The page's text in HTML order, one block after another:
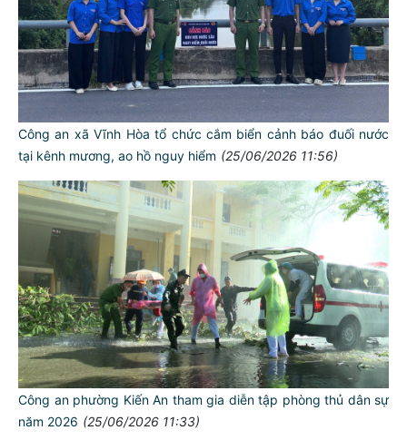
Công an xã Vĩnh Hòa tổ chức cắm biển cảnh báo đuối nước
tại kênh mương, ao hồ nguy hiểm (25/06/2026 11:56)
Công an phường Kiến An tham gia diễn tập phòng thủ dân sự
năm 2026 (25/06/2026 11:33)